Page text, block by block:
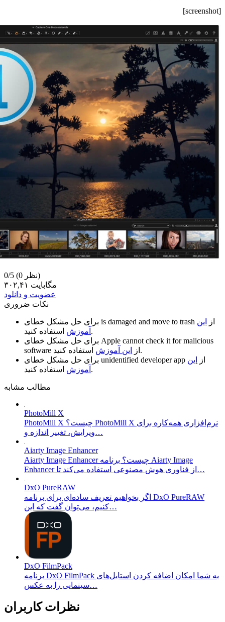
[screenshot]
0/5
(0 نظر)
۳۰۲,۴۱ مگابایت
عضویت و دانلود
نکات ضروری
is damaged and move to trash از
این
آموزش استفاده کنید.
Apple cannot check it for malicious
software
از این آموزش
استفاده کنید.
unidentified developer app از
این
آموزش استفاده کنید.
مطالب مشابه
PhotoMill X
PhotoMill X چیست؟ PhotoMill X نرم‌افزاری همه‌کاره برای
ویرایش، تغییر اندازه و…
Aiarty Image Enhancer
Aiarty Image Enhancer چیست؟ برنامه Aiarty Image
Enhancer از فناوری هوش مصنوعی استفاده می‌کند تا…
DxO PureRAW
اگر بخواهیم تعریف ساده‌ای برای برنامه DxO PureRAW
کنیم، می‌توان گفت که این…
DxO FilmPack
برنامه DxO FilmPack به شما امکان اضافه کردن استایل‌های
سینمایی را به عکس…
نظرات کاربران